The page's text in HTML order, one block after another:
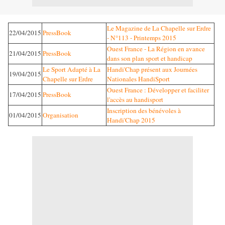
22/04/2015 PressBook
Le Magazine de La Chapelle sur Erdre
- N°113 - Printemps 2015
21/04/2015 PressBook
Ouest France - La Région en avance
dans son plan sport et handicap
19/04/2015 Le Sport Adapté à La
Chapelle sur Erdre
Handi'Chap présent aux Journées
Nationales HandiSport
17/04/2015 PressBook
Ouest France : Développer et faciliter
l'accès au handisport
01/04/2015 Organisation
Inscription des bénévoles à
Handi'Chap 2015